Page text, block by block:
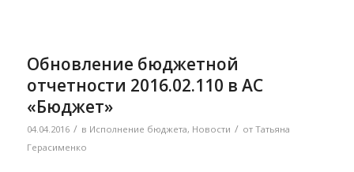
Обновление бюджетной
отчетности 2016.02.110 в АС
«Бюджет»
04.04.2016 / в Исполнение бюджета, Новости / от Татьяна
Герасименко